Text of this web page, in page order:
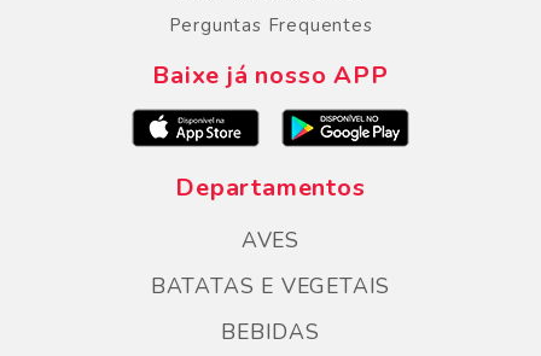
Perguntas Frequentes
Baixe já nosso APP
Departamentos
AVES
BATATAS E VEGETAIS
BEBIDAS